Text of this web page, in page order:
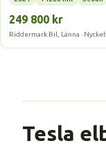
249 800 kr
Riddermark Bil, Länna ·
Tesla